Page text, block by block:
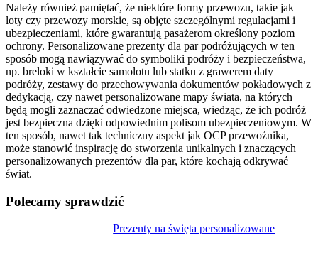
Należy również pamiętać, że niektóre formy przewozu, takie jak
loty czy przewozy morskie, są objęte szczególnymi regulacjami i
ubezpieczeniami, które gwarantują pasażerom określony poziom
ochrony. Personalizowane prezenty dla par podróżujących w ten
sposób mogą nawiązywać do symboliki podróży i bezpieczeństwa,
np. breloki w kształcie samolotu lub statku z grawerem daty
podróży, zestawy do przechowywania dokumentów pokładowych z
dedykacją, czy nawet personalizowane mapy świata, na których
będą mogli zaznaczać odwiedzone miejsca, wiedząc, że ich podróż
jest bezpieczna dzięki odpowiednim polisom ubezpieczeniowym. W
ten sposób, nawet tak techniczny aspekt jak OCP przewoźnika,
może stanowić inspirację do stworzenia unikalnych i znaczących
personalizowanych prezentów dla par, które kochają odkrywać
świat.
Polecamy sprawdzić
Prezenty na święta personalizowane